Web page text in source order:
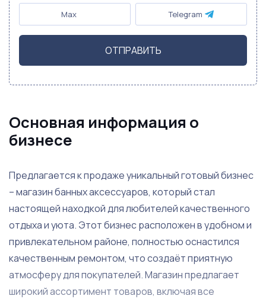
Max Telegram
ОТПРАВИТЬ
Основная информация о
бизнесе
Предлагается к продаже уникальный готовый бизнес
– магазин банных аксессуаров, который стал
настоящей находкой для любителей качественного
отдыха и уюта. Этот бизнес расположен в удобном и
привлекательном районе, полностью оснастился
качественным ремонтом, что создаёт приятную
атмосферу для покупателей. Магазин предлагает
широкий ассортимент товаров, включая все